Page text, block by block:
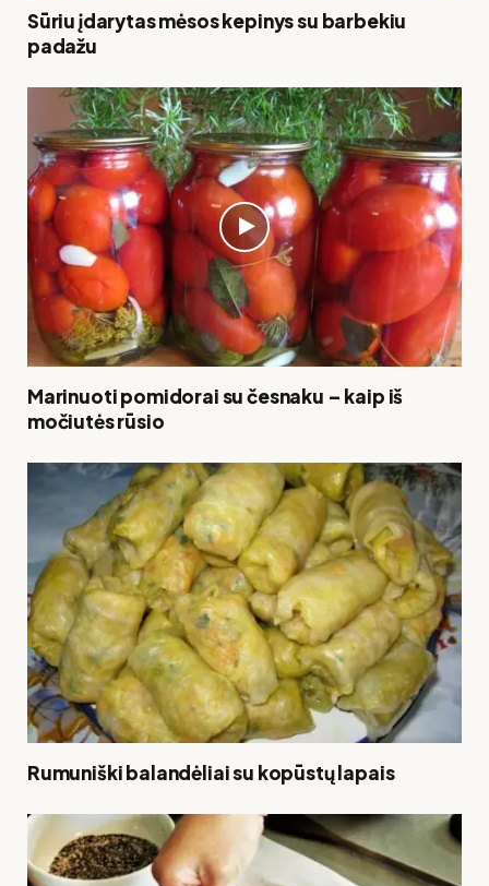
Sūriu įdarytas mėsos kepinys su barbekiu
padažu
Marinuoti pomidorai su česnaku – kaip iš
močiutės rūsio
Rumuniški balandėliai su kopūstų lapais